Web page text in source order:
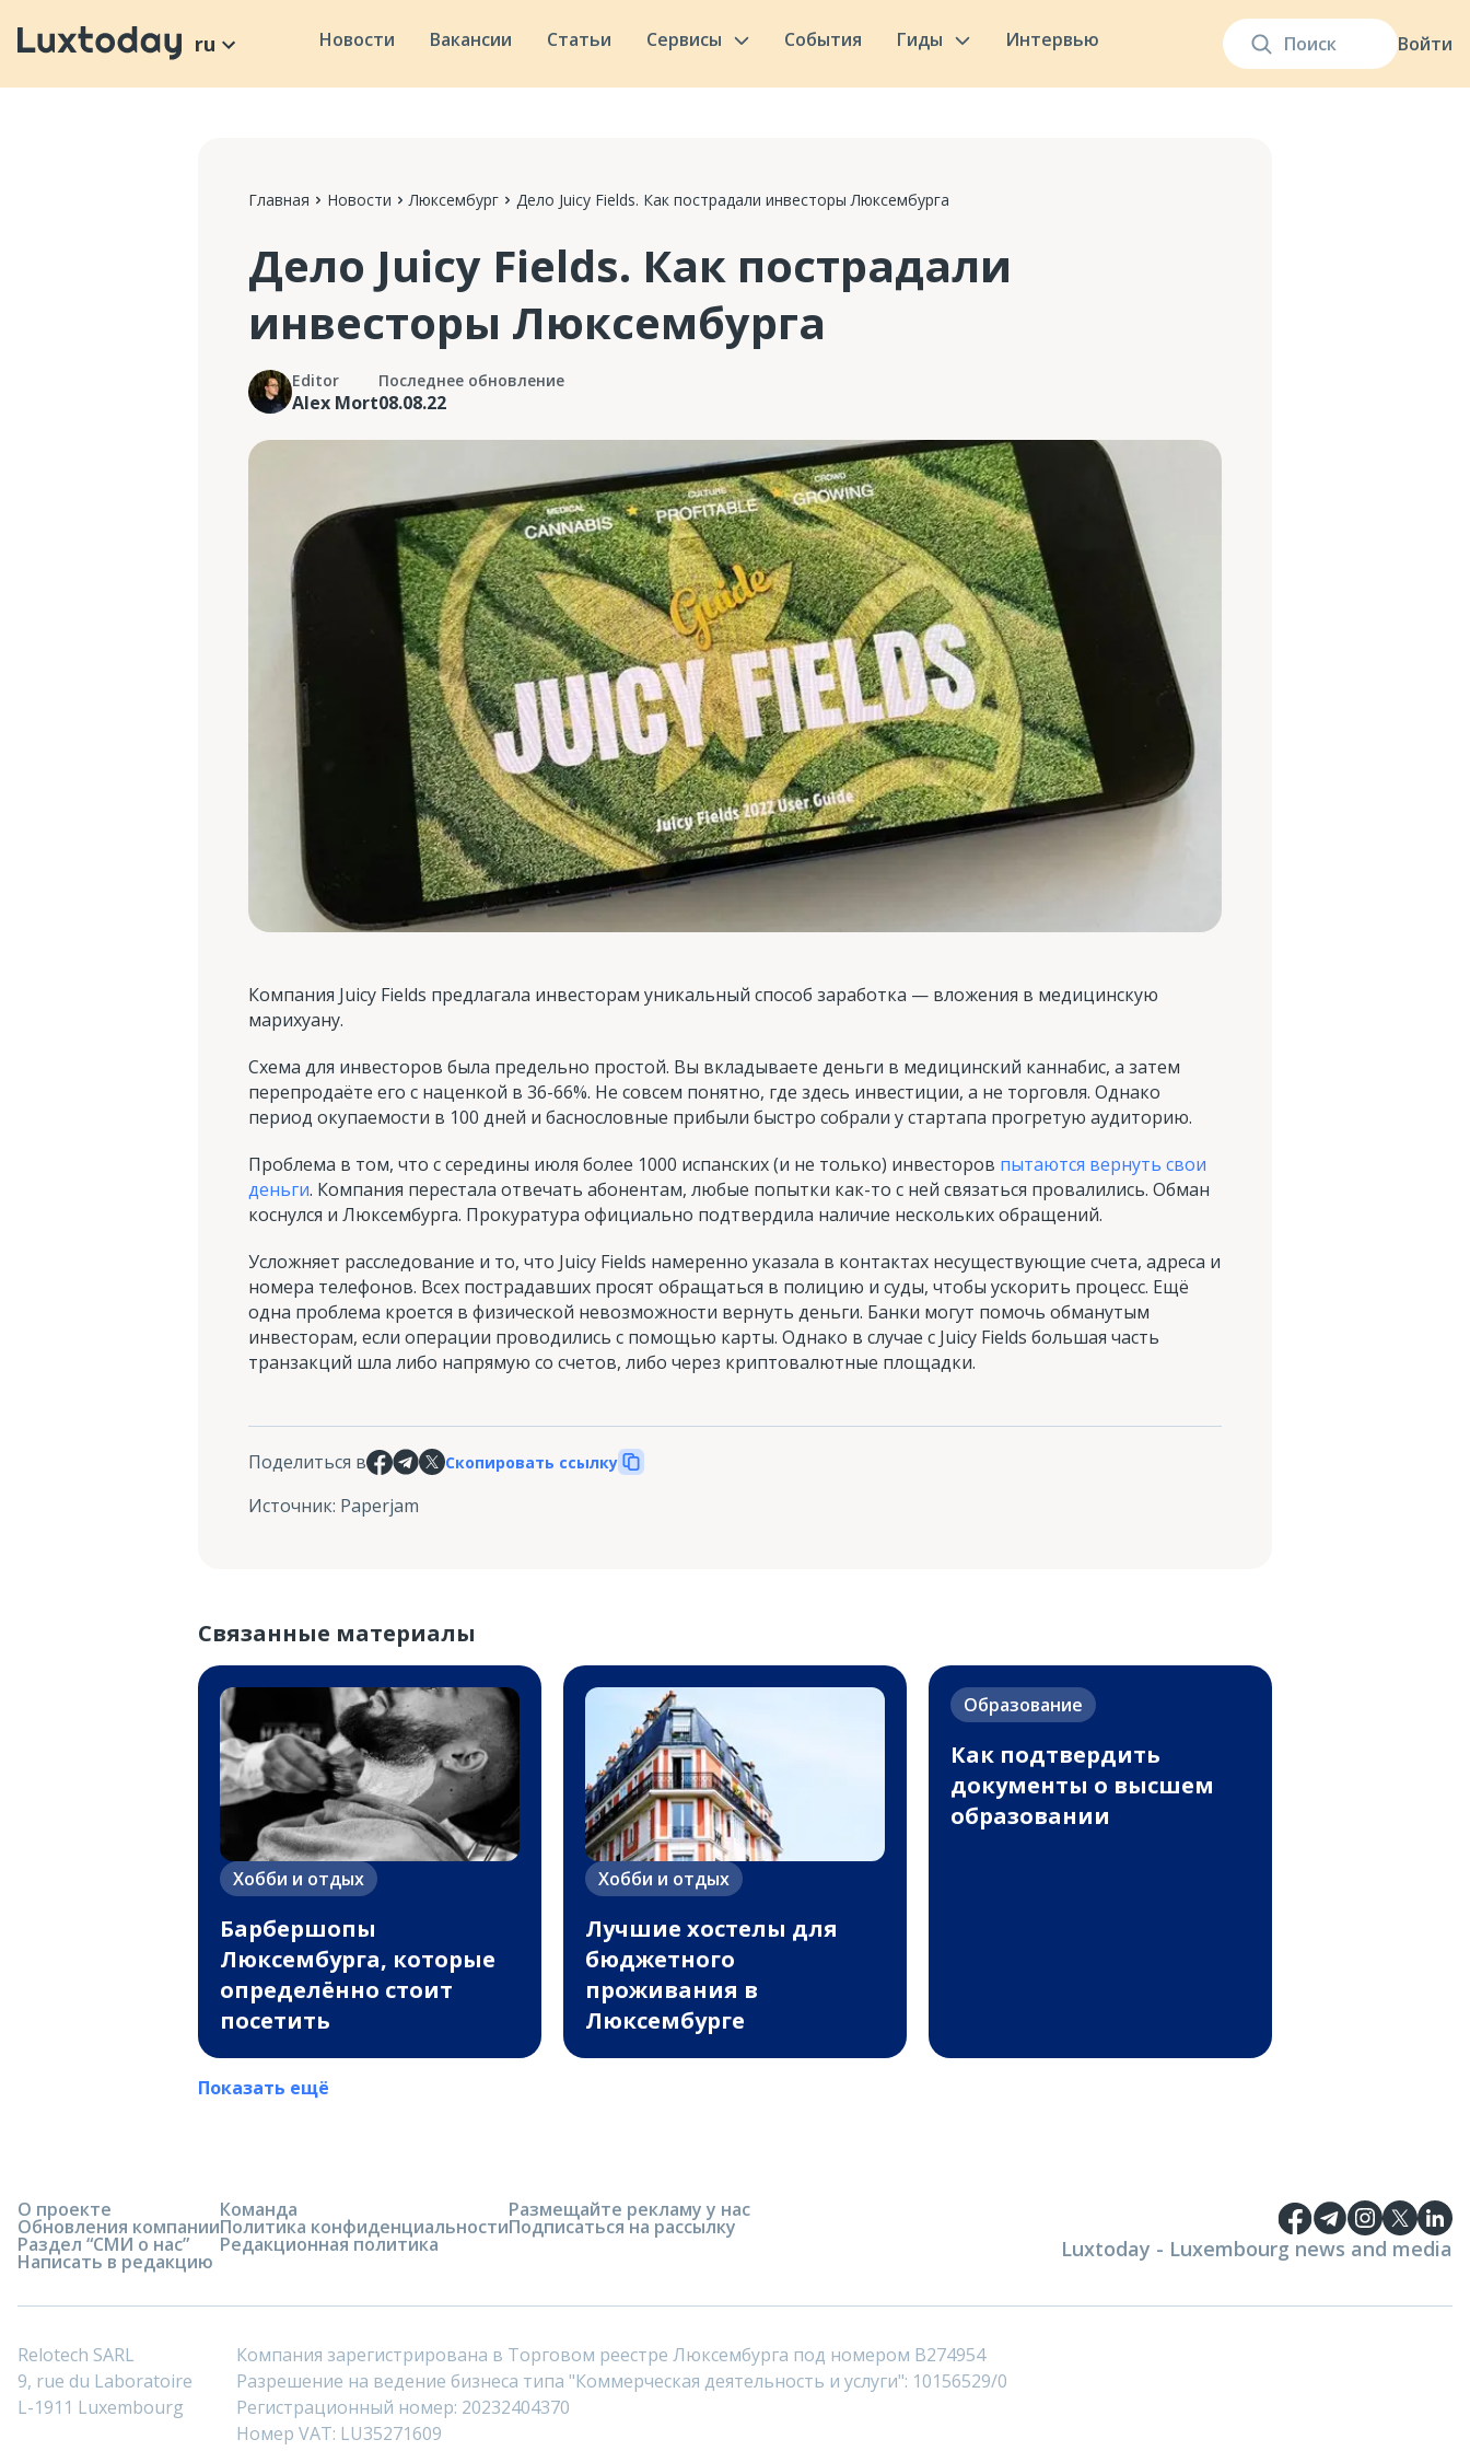
Войти
ru Новости Вакансии Статьи Сервисы События Гиды Интервью
Главная Новости Люксембург Дело Juicy Fields. Как пострадали инвесторы Люксембурга
Дело Juicy Fields. Как пострадали
инвесторы Люксембурга
Editor
Alex Mort
Последнее обновление
08.08.22
Компания Juicy Fields предлагала инвесторам уникальный способ заработка — вложения в медицинскую
марихуану.
Схема для инвесторов была предельно простой. Вы вкладываете деньги в медицинский каннабис, а затем
перепродаёте его с наценкой в 36-66%. Не совсем понятно, где здесь инвестиции, а не торговля. Однако
период окупаемости в 100 дней и баснословные прибыли быстро собрали у стартапа прогретую аудиторию.
Проблема в том, что с середины июля более 1000 испанских (и не только) инвесторов пытаются вернуть свои
деньги. Компания перестала отвечать абонентам, любые попытки как-то с ней связаться провалились. Обман
коснулся и Люксембурга. Прокуратура официально подтвердила наличие нескольких обращений.
Усложняет расследование и то, что Juicy Fields намеренно указала в контактах несуществующие счета, адреса и
номера телефонов. Всех пострадавших просят обращаться в полицию и суды, чтобы ускорить процесс. Ещё
одна проблема кроется в физической невозможности вернуть деньги. Банки могут помочь обманутым
инвесторам, если операции проводились с помощью карты. Однако в случае с Juicy Fields большая часть
транзакций шла либо напрямую со счетов, либо через криптовалютные площадки.
Поделиться в Скопировать ссылку
Источник: Paperjam
Связанные материалы
Хобби и отдых
Барбершопы
Люксембурга, которые
определённо стоит
посетить
Хобби и отдых
Лучшие хостелы для
бюджетного
проживания в
Люксембурге
Образование
Как подтвердить
документы о высшем
образовании
Показать ещё
О проекте
Обновления компании
Раздел “СМИ о нас”
Написать в редакцию
Команда
Политика конфиденциальности
Редакционная политика
Размещайте рекламу у нас
Подписаться на рассылку
Luxtoday - Luxembourg news and media
Relotech SARL
9, rue du Laboratoire
L-1911 Luxembourg
Компания зарегистрирована в Торговом реестре Люксембурга под номером B274954
Разрешение на ведение бизнеса типа "Коммерческая деятельность и услуги": 10156529/0
Регистрационный номер: 20232404370
Номер VAT: LU35271609